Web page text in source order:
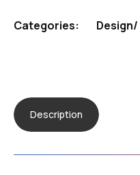
Categories: Design/
Description